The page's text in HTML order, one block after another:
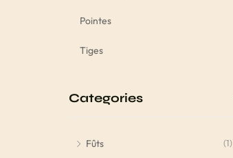
Pointes
Tiges
Categories
Fûts (1)